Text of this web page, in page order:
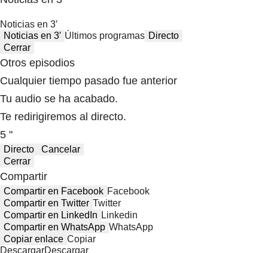
Noticias en 3′
Noticias en 3′ Últimos programas Directo
Cerrar
Otros episodios
Cualquier tiempo pasado fue anterior
Tu audio se ha acabado.
Te redirigiremos al directo.
5 "
Directo
Cancelar
Cerrar
Compartir
Compartir en Facebook Facebook
Compartir en Twitter Twitter
Compartir en LinkedIn Linkedin
Compartir en WhatsApp WhatsApp
Copiar enlace Copiar
DescargarDescargar